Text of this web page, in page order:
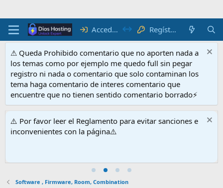
Acceder Regístrate
⚠ Queda Prohibido comentario que no aporten nada a
los temas como por ejemplo me quedo full sin pegar
registro ni nada o comentario que solo contaminan los
tema haga comentario de interes comentario que
encuentre que no tienen sentido comentario borrado⚡
⚠️ Por favor leer el Reglamento para evitar sanciones e
inconvenientes con la página⚠️
Software , Firmware, Room, Combination